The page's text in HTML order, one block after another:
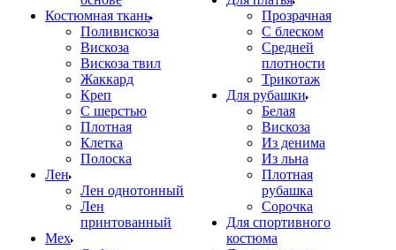
Костюмная ткань
Поливискоза
Вискоза
Вискоза твил
Жаккард
Креп
С шерстью
Плотная
Клетка
Полоска
Лен
Лен однотонный
Лен
принтованный
Мех
Прозрачная
С блеском
Средней
плотности
Трикотаж
Для рубашки
Белая
Вискоза
Из денима
Из льна
Плотная
рубашка
Сорочка
Для спортивного
костюма